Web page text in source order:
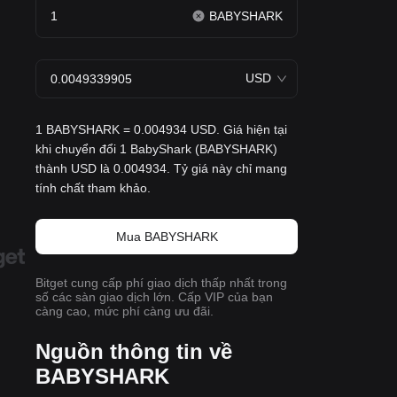
BABYSHARK
USD
1 BABYSHARK = 0.004934 USD. Giá hiện tại
khi chuyển đổi 1 BabyShark (BABYSHARK)
thành USD là 0.004934. Tỷ giá này chỉ mang
tính chất tham khảo.
Mua BABYSHARK
Bitget cung cấp phí giao dịch thấp nhất trong
số các sàn giao dịch lớn. Cấp VIP của bạn
càng cao, mức phí càng ưu đãi.
Nguồn thông tin về
BABYSHARK